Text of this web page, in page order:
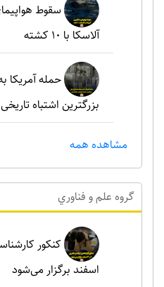
سقوط
آلاسکا با ۱۰ کشته
حمله آمریکا
بزرگترین اشتباه
مشاهده همه
گروه علم و فناوري
اسفند برگزار می‌شود